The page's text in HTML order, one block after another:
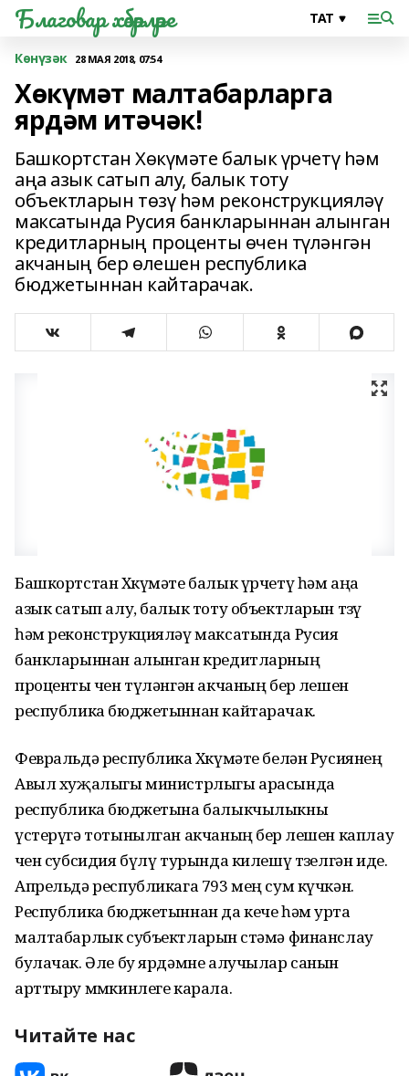
Благовар хәбәрләре
Көнүзәк 28 МАЯ 2018, 07:54
Хөкүмәт малтабарларга
ярдәм итәчәк!
Башкортстан Хөкүмәте балык үрчетү һәм
аңа азык сатып алу, балык тоту
объектларын төзү һәм реконструкцияләү
максатында Русия банкларыннан алынган
кредитларның проценты өчен түләнгән
акчаның бер өлешен республика
бюджетыннан кайтарачак.
Башкортстан Хөкүмәте балык үрчетү һәм аңа
азык сатып алу, балык тоту объектларын төзү
һәм реконструкцияләү максатында Русия
банкларыннан алынган кредитларның
проценты өчен түләнгән акчаның бер өлешен
республика бюджетыннан кайтарачак.
Февральдә республика Хөкүмәте белән Русиянең
Авыл хуҗалыгы министрлыгы арасында
республика бюджетына балыкчылыкны
үстерүгә тотынылган акчаның бер өлешен каплау
өчен субсидия бүлү турында килешү төзелгән иде.
Апрельдә республикага 793 мең сум күчкән.
Республика бюджетыннан да кече һәм урта
малтабарлык субъектларын өстәмә финанслау
булачак. Әле бу ярдәмне алучылар санын
арттыру мөмкинлеге карала.
Читайте нас